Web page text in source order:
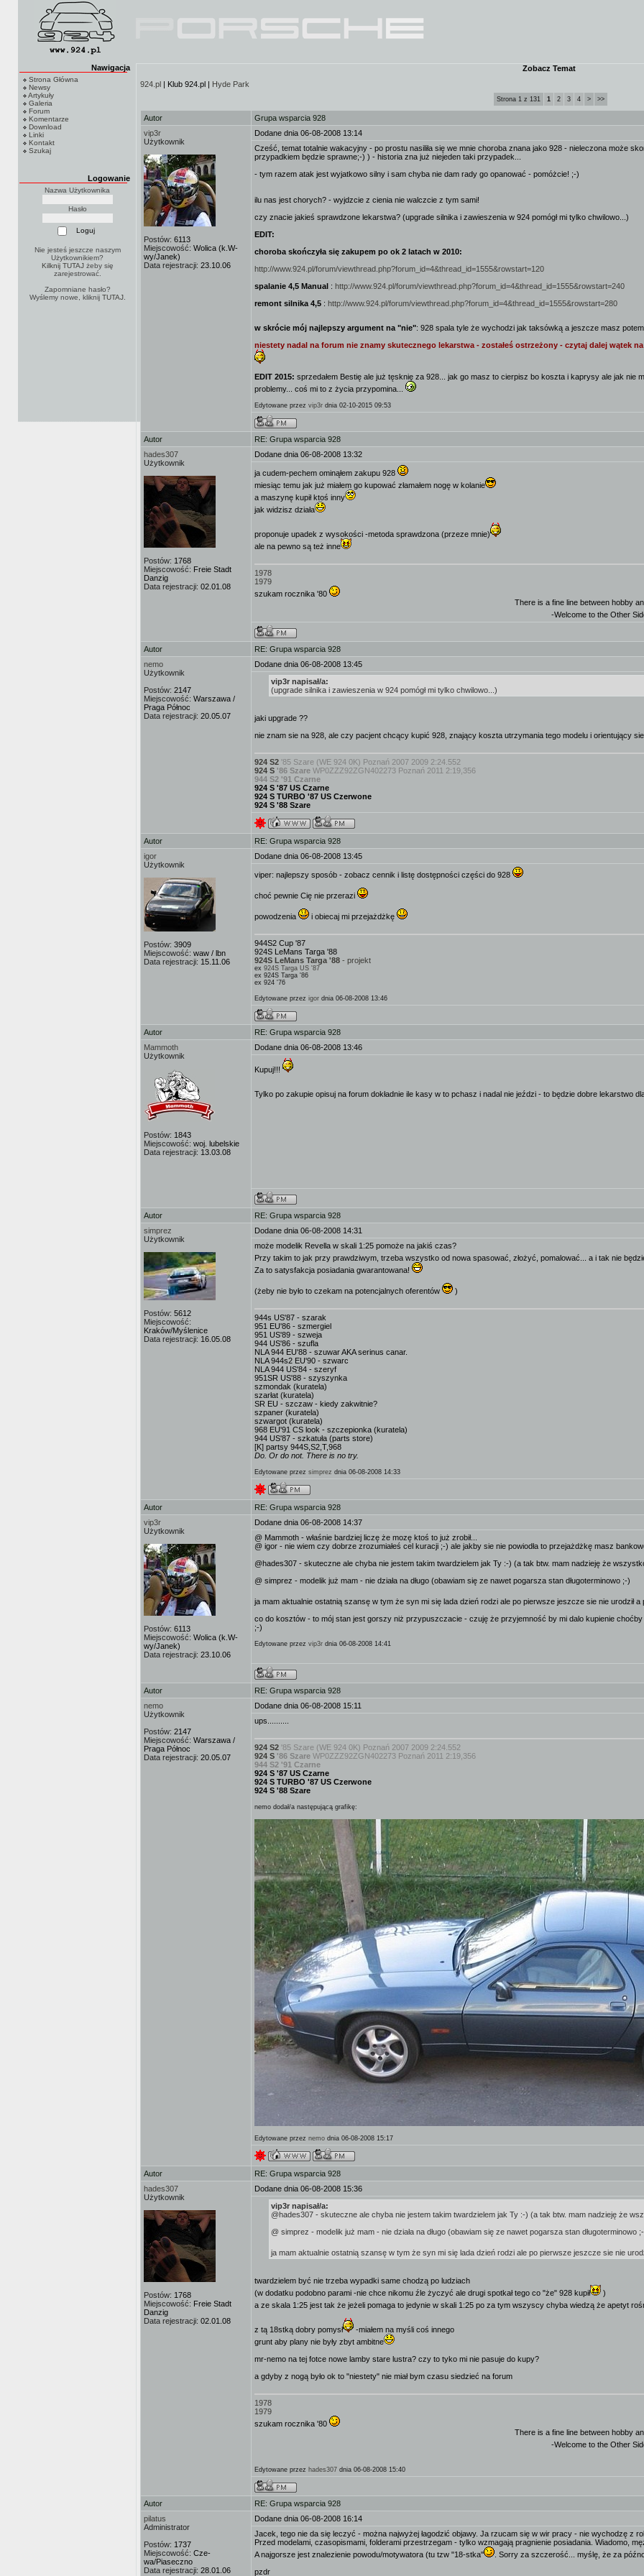
Nawigacja
Strona Główna
Newsy
Artykuły
Galeria
Forum
Komentarze
Download
Linki
Kontakt
Szukaj
Logowanie
Nazwa Użytkownika
Hasło
Nie jesteś jeszcze naszym
Użytkownikiem?
Kilknij TUTAJżeby się
zarejestrować.
Zapomniane hasło?
Wyślemy nowe, kliknij TUTAJ.
Zobacz Temat
924.pl | Klub 924.pl | Hyde Park
Strona 1 z 131 1 2 3 4 > >>
Autor
Grupa wsparcia 928
vip3r
Użytkownik
Postów: 6113
Miejscowość: Wolica (k.W-
wy/Janek)
Data rejestracji: 23.10.06
Dodane dnia 06-08-2008 13:14
Cześć, temat totalnie wakacyjny - po prostu nasiliła się we mnie choroba znana jako 928 - nieleczona może
przypadkiem będzie sprawne;-) ) - historia zna już niejeden taki przypadek...
- tym razem atak jest wyjatkowo silny i sam chyba nie dam rady go opanować - pomóżcie! ;-)
ilu nas jest chorych? - wyjdzcie z cienia nie walczcie z tym sami!
czy znacie jakieś sprawdzone lekarstwa? (upgrade silnika i zawieszenia w 924 pomógł mi tylko chwilowo...)
EDIT:
choroba skończyła się zakupem po ok 2 latach w 2010:
http://www.924.pl/forum/viewthread.php?forum_id=4&thread_id=1555&rowstart=120
spalanie 4,5 Manual : http://www.924.pl/forum/viewthread.php?forum_id=4&thread_id=1555&rowstart=240
remont silnika 4,5 : http://www.924.pl/forum/viewthread.php?forum_id=4&thread_id=1555&rowstart=280
w skrócie mój najlepszy argument na "nie": 928 spala tyle że wychodzi jak taksówką a jeszcze masz
niestety nadal na forum nie znamy skutecznego lekarstwa - zostałeś ostrzeżony - czytaj dalej wątek na
EDIT 2015: sprzedałem Bestię ale już tęsknię za 928... jak go masz to cierpisz bo koszta i kaprysy ale jak
problemy... coś mi to z życia przypomina...
Edytowane przez vip3r dnia 02-10-2015 09:53
Autor
RE: Grupa wsparcia 928
hades307
Użytkownik
Postów: 1768
Miejscowość: Freie Stadt
Danzig
Data rejestracji: 02.01.08
Dodane dnia 06-08-2008 13:32
ja cudem-pechem ominąłem zakupu 928
miesiąc temu jak już miałem go kupować złamałem nogę w kolanie
a maszynę kupił ktoś inny
jak widzisz działa
proponuje upadek z wysokości -metoda sprawdzona (przeze mnie)
ale na pewno są też inne
1978
1979
szukam rocznika '80
There is a fine line between hobby
-Welcome to the Other
Autor
RE: Grupa wsparcia 928
nemo
Użytkownik
Postów: 2147
Miejscowość: Warszawa /
Praga Północ
Data rejestracji: 20.05.07
Dodane dnia 06-08-2008 13:45
vip3r napisał/a:
(upgrade silnika i zawieszenia w 924 pomógł mi tylko chwilowo...)
jaki upgrade ??
nie znam sie na 928, ale czy pacjent chcący kupić 928, znający koszta utrzymania tego modelu i orientujący
924 S2 '85 Szare (WE 924 0K) Poznań 2007 2009 2:24.552
924 S '86 Szare WP0ZZZ92ZGN402273 Poznań 2011 2:19,356
944 S2 '91 Czarne
924 S '87 US Czarne
924 S TURBO '87 US Czerwone
924 S '88 Szare
Autor
RE: Grupa wsparcia 928
igor
Użytkownik
Postów: 3909
Miejscowość: waw / lbn
Data rejestracji: 15.11.06
Dodane dnia 06-08-2008 13:45
viper: najlepszy sposób - zobacz cennik i listę dostępności części do 928
choć pewnie Cię nie przerazi
powodzenia i obiecaj mi przejażdżkę
944S2 Cup '87
924S LeMans Targa '88
924S LeMans Targa '88 - projekt
ex 924S Targa US '87
ex 924S Targa '86
ex 924 '76
Edytowane przez igor dnia 06-08-2008 13:46
Autor
RE: Grupa wsparcia 928
Mammoth
Użytkownik
Postów: 1843
Miejscowość: woj. lubelskie
Data rejestracji: 13.03.08
Dodane dnia 06-08-2008 13:46
Kupuj!!!
Tylko po zakupie opisuj na forum dokładnie ile kasy w to pchasz i nadal nie jeździ - to będzie dobre lekarstwo
Autor
RE: Grupa wsparcia 928
simprez
Użytkownik
Postów: 5612
Miejscowość:
Kraków/Myślenice
Data rejestracji: 16.05.08
Dodane dnia 06-08-2008 14:31
może modelik Revella w skali 1:25 pomoże na jakiś czas?
Przy takim to jak przy prawdziwym, trzeba wszystko od nowa spasować, złożyć, pomalować... a i tak nie będzie
Za to satysfakcja posiadania gwarantowana!
(żeby nie było to czekam na potencjalnych oferentów )
944s US'87 - szarak
951 EU'86 - szmergiel
951 US'89 - szweja
944 US'86 - szufla
NLA 944 EU'88 - szuwar AKA serinus canar.
NLA 944s2 EU'90 - szwarc
NLA 944 US'84 - szeryf
951SR US'88 - szyszynka
szmondak (kuratela)
szarłat (kuratela)
SR EU - szczaw - kiedy zakwitnie?
szpaner (kuratela)
szwargot (kuratela)
968 EU'91 CS look - szczepionka (kuratela)
944 US'87 - szkatuła (parts store)
[K] partsy 944S,S2,T,968
Do. Or do not. There is no try.
Edytowane przez simprez dnia 06-08-2008 14:33
Autor
RE: Grupa wsparcia 928
vip3r
Użytkownik
Postów: 6113
Miejscowość: Wolica (k.W-
wy/Janek)
Data rejestracji: 23.10.06
Dodane dnia 06-08-2008 14:37
@ Mammoth - właśnie bardziej liczę że mozę ktoś to już zrobił...
@ igor - nie wiem czy dobrze zrozumiałeś cel kuracji ;-) ale jakby sie nie powiodła to przejażdżkę masz
@hades307 - skuteczne ale chyba nie jestem takim twardzielem jak Ty :-) (a tak btw. mam nadzieję że
@ simprez - modelik już mam - nie działa na długo (obawiam się ze nawet pogarsza stan długoterminowo ;-)
ja mam aktualnie ostatnią szansę w tym że syn mi się lada dzień rodzi ale po pierwsze jeszcze sie nie urodził
co do kosztów - to mój stan jest gorszy niż przypuszczacie - czuję że przyjemność by mi dalo kupienie
;-)
Edytowane przez vip3r dnia 06-08-2008 14:41
Autor
RE: Grupa wsparcia 928
nemo
Użytkownik
Postów: 2147
Miejscowość: Warszawa /
Praga Północ
Data rejestracji: 20.05.07
Dodane dnia 06-08-2008 15:11
ups..........
924 S2 '85 Szare (WE 924 0K) Poznań 2007 2009 2:24.552
924 S '86 Szare WP0ZZZ92ZGN402273 Poznań 2011 2:19,356
944 S2 '91 Czarne
924 S '87 US Czarne
924 S TURBO '87 US Czerwone
924 S '88 Szare
nemo dodał/a następującą grafikę:
Edytowane przez nemo dnia 06-08-2008 15:17
Autor
RE: Grupa wsparcia 928
hades307
Użytkownik
Postów: 1768
Miejscowość: Freie Stadt
Danzig
Data rejestracji: 02.01.08
Dodane dnia 06-08-2008 15:36
vip3r napisał/a:
@hades307 - skuteczne ale chyba nie jestem takim twardzielem jak Ty :-) (a tak btw. mam nadzieję że
@ simprez - modelik już mam - nie działa na długo (obawiam się ze nawet pogarsza stan długoterminowo
ja mam aktualnie ostatnią szansę w tym że syn mi się lada dzień rodzi ale po pierwsze jeszcze sie nie
twardzielem być nie trzeba wypadki same chodzą po ludziach
(w dodatku podobno parami -nie chce nikomu źle życzyć ale drugi spotkał tego co "że" 928 kupił
)
a ze skala 1:25 jest tak że jeżeli pomaga to jedynie w skali 1:25 po za tym wszyscy chyba wiedzą że apetyt
z tą 18stką dobry pomysł
-miałem na myśli coś innego
grunt aby plany nie były zbyt ambitne
mr-nemo na tej fotce nowe lamby stare lustra? czy to tyko mi nie pasuje do kupy?
a gdyby z nogą było ok to "niestety" nie miał bym czasu siedzieć na forum
1978
1979
szukam rocznika '80
There is a fine line between hobby
-Welcome to the Other
Edytowane przez hades307 dnia 06-08-2008 15:40
Autor
RE: Grupa wsparcia 928
pilatus
Administrator
Postów: 1737
Miejscowość: Cze-
wa/Piaseczno
Data rejestracji: 28.01.06
Dodane dnia 06-08-2008 16:14
Jacek, tego nie da się leczyć - można najwyżej łagodzić objawy. Ja rzucam się w wir pracy - nie wychodzę z
Przed modelami, czasopismami, folderami przestrzegam - tylko wzmagają pragnienie posiadania. Wiadomo,
A najgorsze jest znalezienie powodu/motywatora (tu tzw "18-stka"
. Sorry za szczerość... myślę, że za
pzdr